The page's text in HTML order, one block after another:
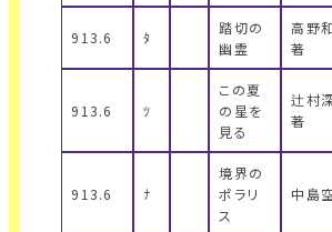
913.6 ﾀ
踏切の
幽霊
高野
著
913.6 ﾂ
この夏
の星を
見る
辻村
著
913.6 ﾅ
境界の
ポラリ
ス
中島